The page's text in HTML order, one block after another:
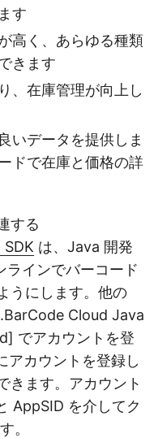
す
高く、あらゆる種類
きます
、在庫管理が向上し
いデータを提供しま
ドで在庫と価格の詳
する
は、Java 開発
インでバーコード
うにします。他の
Cloud Java
でアカウントを登
アカウントを登録し
きます。アカウント
AppSID を介してク
。